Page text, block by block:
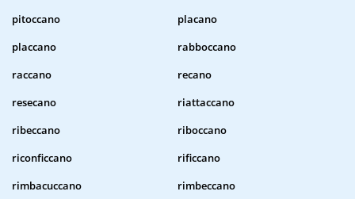
pitoccano
placano
placcano
rabboccano
raccano
recano
resecano
riattaccano
ribeccano
riboccano
riconficcano
rificcano
rimbacuccano
rimbeccano